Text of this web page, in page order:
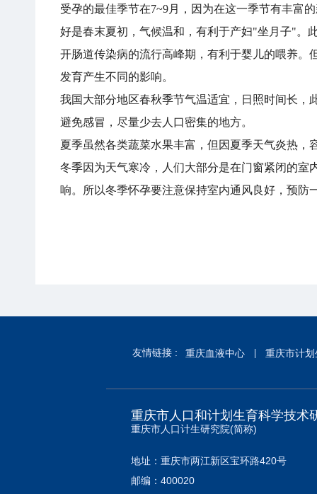
受孕的最佳季节在7~9月，因为在这一季节有丰富
好是春末夏初，气候温和，有利于产妇"坐月子"。
开肠道传染病的流行高峰期，有利于婴儿的喂养
发育产生不同的影响。
我国大部分地区春秋季节气温适宜，日照时间长
避免感冒，尽量少去人口密集的地方。
夏季虽然各类蔬菜水果丰富，但因夏季天气炎热
冬季因为天气寒冷，人们大部分是在门窗紧闭的
响。所以冬季怀孕要注意保持室内通风良好，预防
友情链接 : 重庆血液中心 重庆市计
重庆市人口和计划生育科学技术
重庆市人口计生研究院(简称)
地址：重庆市两江新区宝环路420号
邮编：400020